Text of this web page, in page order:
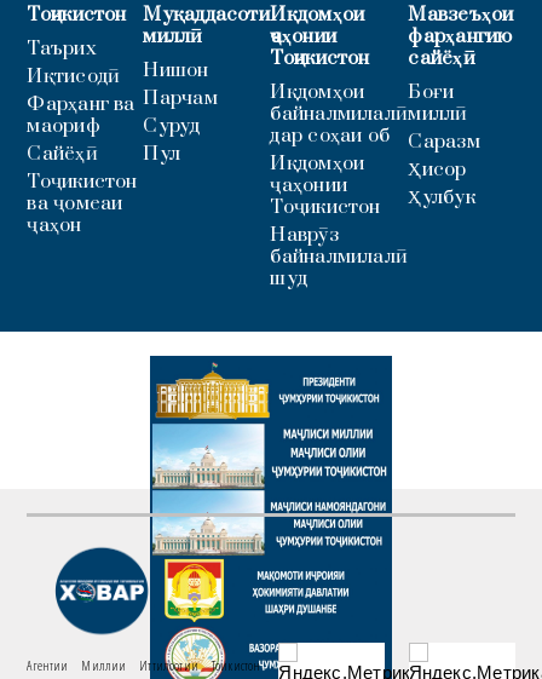
Тоҷикистон
Таърих
Иқтисодӣ
Фарҳанг ва
маориф
Сайёҳӣ
Тоҷикистон
ва ҷомеаи
ҷаҳон
Муқаддасоти
миллӣ
Нишон
Парчам
Суруд
Пул
Иқдомҳои
ҷаҳонии
Тоҷикистон
Иқдомҳои
байналмилалӣ
дар соҳаи об
Иқдомҳои
ҷаҳонии
Тоҷикистон
Наврӯз
байналмилалӣ
шуд
Мавзеъҳои
фарҳангию
сайёҳӣ
Боғи
миллӣ
Саразм
Ҳисор
Ҳулбук
Агентии Миллии Иттилоотии Тоҷикистон